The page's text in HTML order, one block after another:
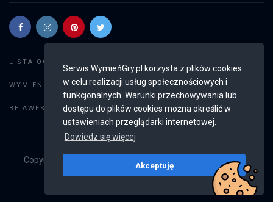
Serwis WymieńGry.pl korzysta z plików cookies
w celu realizacji usług społecznościowych i
funkcjonalnych. Warunki przechowywania lub
dostępu do plików cookies można określić w
ustawieniach przeglądarki internetowej.
Dowiedz się więcej
Akceptuję
LISTA OGŁOSZEŃ:
WYMIEŃ GRY: Dodaj ogłoszenie
BE AWESOME: Weryfikacja konta
Copyright © 2019 - 2026
Wszystkie prawa
v2.8.4